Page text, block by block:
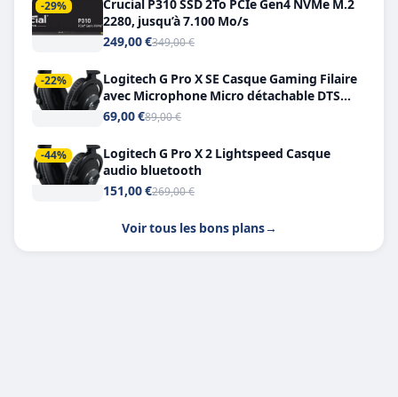
-29%
Crucial P310 SSD 2To PCIe Gen4 NVMe M.2
2280, jusqu’à 7.100 Mo/s
249,00 €349,00 €
-22%
Logitech G Pro X SE Casque Gaming Filaire
avec Microphone Micro détachable DTS
Headphone X 7.1
69,00 €89,00 €
-44%
Logitech G Pro X 2 Lightspeed Casque
audio bluetooth
151,00 €269,00 €
Voir tous les bons plans→